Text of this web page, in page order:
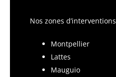
Nos zones d’interventions
Montpellier
Lattes
Mauguio